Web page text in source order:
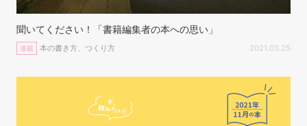
聞いてください！「書籍編集者の本への思い」
連載 本の書き方、つくり方 2021.03.25